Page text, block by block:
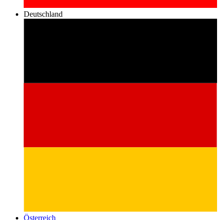
Deutschland
Österreich